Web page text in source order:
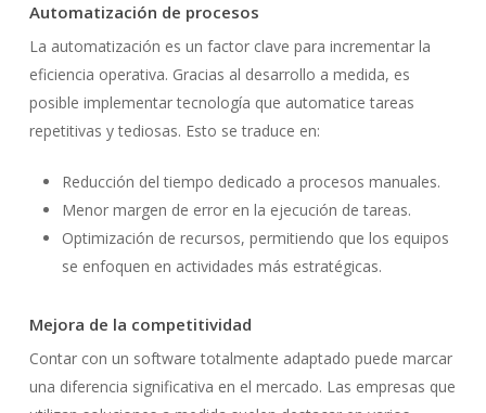
Automatización de procesos
La automatización es un factor clave para incrementar la
eficiencia operativa. Gracias al desarrollo a medida, es
posible implementar tecnología que automatice tareas
repetitivas y tediosas. Esto se traduce en:
Reducción del tiempo dedicado a procesos manuales.
Menor margen de error en la ejecución de tareas.
Optimización de recursos, permitiendo que los equipos
se enfoquen en actividades más estratégicas.
Mejora de la competitividad
Contar con un software totalmente adaptado puede marcar
una diferencia significativa en el mercado. Las empresas que